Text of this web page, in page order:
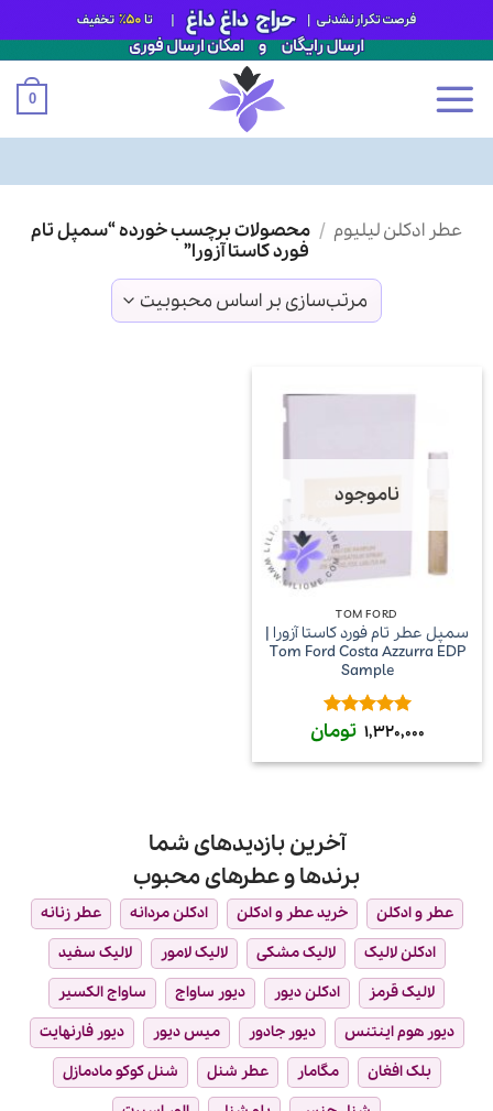
0
عطر ادکلن لیلیوم / محصولات برچسب خورده “سمپل تام
فورد کاستا آزورا”
ناموجود
TOM FORD
سمپل عطر تام فورد کاستا آزورا |
Tom Ford Costa Azzurra EDP
Sample
امتیاز 5از 1,320,000 تومان
آخرین بازدیدهای شما
برندها و عطرهای محبوب
عطر و ادکلن خرید عطر و ادکلن ادکلن مردانه
عطر زنانه
ادکلن لالیک
لالیک مشکی لالیک لامور
لالیک سفید
لالیک قرمز
ادکلن دیور دیور ساواج
ساواج الکسیر
دیور هوم اینتنس
دیور جادور میس دیور
دیور فارنهایت
بلک افغان
مگامار عطر شنل
شنل کوکو مادمازل